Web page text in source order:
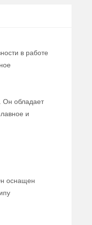
в работе
Он обладает
и
оснащен